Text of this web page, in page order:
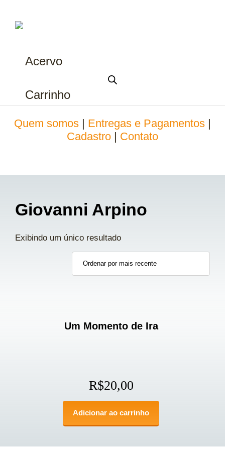
Acervo
Carrinho
Quem somos Entregas e Pagamentos
Cadastro
Contato
Giovanni Arpino
Exibindo um único resultado
Um Momento de Ira
R$20,00
Adicionar ao carrinho